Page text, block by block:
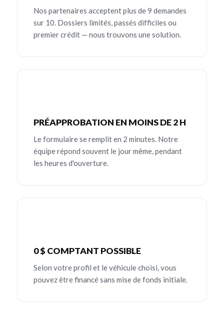
Nos partenaires acceptent plus de 9 demandes
sur 10. Dossiers limités, passés difficiles ou
premier crédit — nous trouvons une solution.
PRÉAPPROBATION EN MOINS DE 2 H
Le formulaire se remplit en 2 minutes. Notre
équipe répond souvent le jour même, pendant
les heures d'ouverture.
0 $ COMPTANT POSSIBLE
Selon votre profil et le véhicule choisi, vous
pouvez être financé sans mise de fonds initiale.